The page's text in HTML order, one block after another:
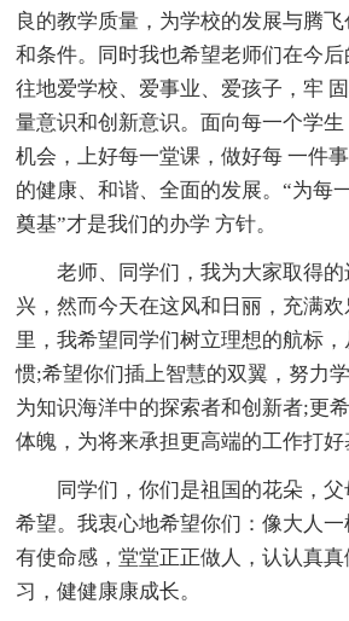
良的教学质量，为学校的发展与腾
和条件。同时我也希望老师们在今
往地爱学校、爱事业、爱孩子，牢
量意识和创新意识。面向每一个学
机会，上好每一堂课，做好每 一件
的健康、和谐、全面的发展。“为每
奠基”才是我们的办学 方针。
老师、同学们，我为大家取得
兴，然而今天在这风和日丽，充满欢
里，我希望同学们树立理想的航标
惯;希望你们插上智慧的双翼，努力
为知识海洋中的探索者和创新者;更
体魄，为将来承担更高端的工作打好
同学们，你们是祖国的花朵，
希望。我衷心地希望你们：像大人
有使命感，堂堂正正做人，认认真
习，健健康康成长。